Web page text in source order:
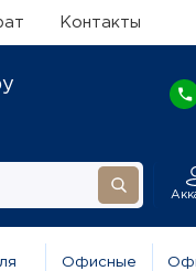
Контакты
Офисные